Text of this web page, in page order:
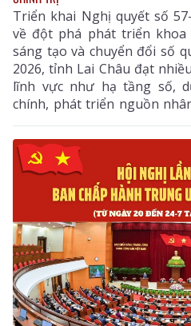
Triển khai Nghị quyết số
về đột phá phát triển khoa
sáng tạo và chuyển đổi số
2026, tỉnh Lai Châu đạt
lĩnh vực như hạ tầng số,
chính, phát triển nguồn
Trong 6 tháng cuối năm,
hiện các nhiệm vụ trọng
mẽ trong phát triển khoa
sáng tạo và chuyển đổi số.